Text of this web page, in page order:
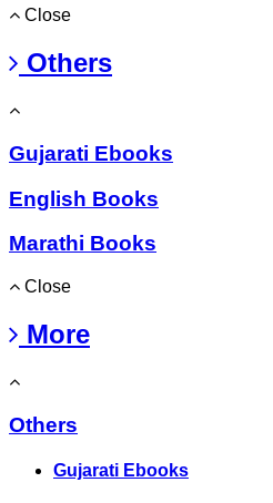
Close
Others
Gujarati Ebooks
English Books
Marathi Books
Close
More
Others
Gujarati Ebooks